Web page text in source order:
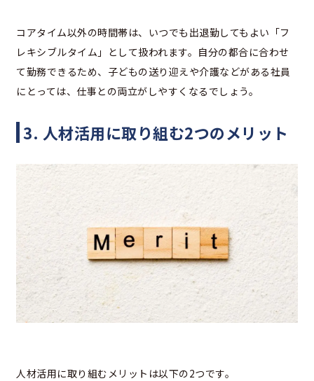
コアタイム以外の時間帯は、いつでも出退勤してもよい「フ
レキシブルタイム」として扱われます。自分の都合に合わせ
て勤務できるため、子どもの送り迎えや介護などがある社員
にとっては、仕事との両立がしやすくなるでしょう。
3. 人材活用に取り組む2つのメリット
人材活用に取り組むメリットは以下の2つです。